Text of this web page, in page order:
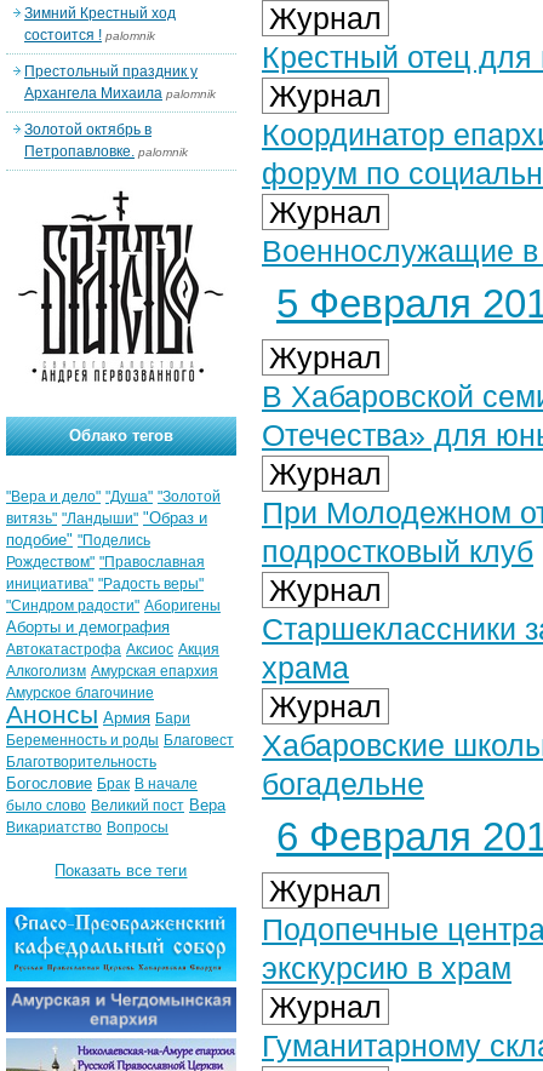
Журнал
Крестный отец для
Журнал
Координатор
форум по
Журнал
Военнослужащие в
5 Февраля
Журнал
В Хабаровской
Отечества» для
Журнал
При Молодежном
подростковый клуб
Журнал
Старшеклассники
храма
Журнал
Хабаровские
богадельне
6 Февраля
Журнал
Подопечные
экскурсию в храм
Журнал
Гуманитарному
Зимний Крестный ход
состоится ! palomnik
Престольный праздник у
Архангела Михаила palomnik
Золотой октябрь в
Петропавловке. palomnik
Облако тегов
"Вера и дело" "Душа" "Золотой
витязь" "Ландыши" "Образ и
подобие" "Поделись
Рождеством" "Православная
инициатива" "Радость веры"
"Синдром радости" Аборигены
Аборты и демография
Автокатастрофа Аксиос Акция
Алкоголизм Амурская епархия
Амурское благочиние
Анонсы Армия Бари
Беременность и роды Благовест
Благотворительность
Богословие Брак В начале
было слово Великий пост Вера
Викариатство Вопросы
Показать все теги